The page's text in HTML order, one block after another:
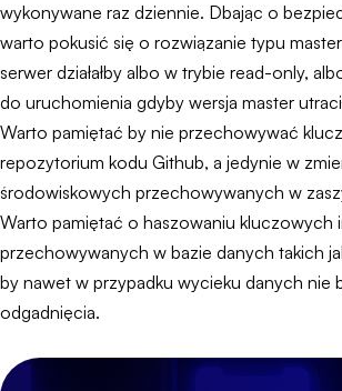
wykonywane raz dziennie. Dbając o
warto pokusić się o rozwiązanie typu
serwer działałby albo w trybie read-only,
do uruchomienia gdyby wersja master
Warto pamiętać by nie przechowywać
repozytorium kodu Github, a jedynie w
środowiskowych przechowywanych w
Warto pamiętać o haszowaniu kluczowych
przechowywanych w bazie danych takich
by nawet w przypadku wycieku danych nie
odgadnięcia.